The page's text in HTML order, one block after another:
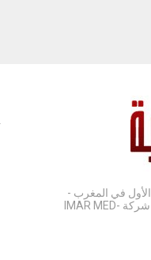
الأول في المغرب -
تأسس في 2005 - تصدر عن شركة IMAR MED-